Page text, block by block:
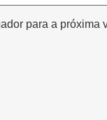
para a próxima